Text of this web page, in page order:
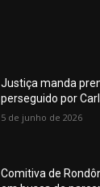
Justiça manda
perseguido por
5 de junho de 2026
Comitiva de